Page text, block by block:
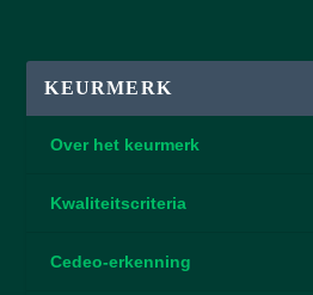
KEURMERK
Over het keurmerk
Kwaliteitscriteria
Cedeo-erkenning